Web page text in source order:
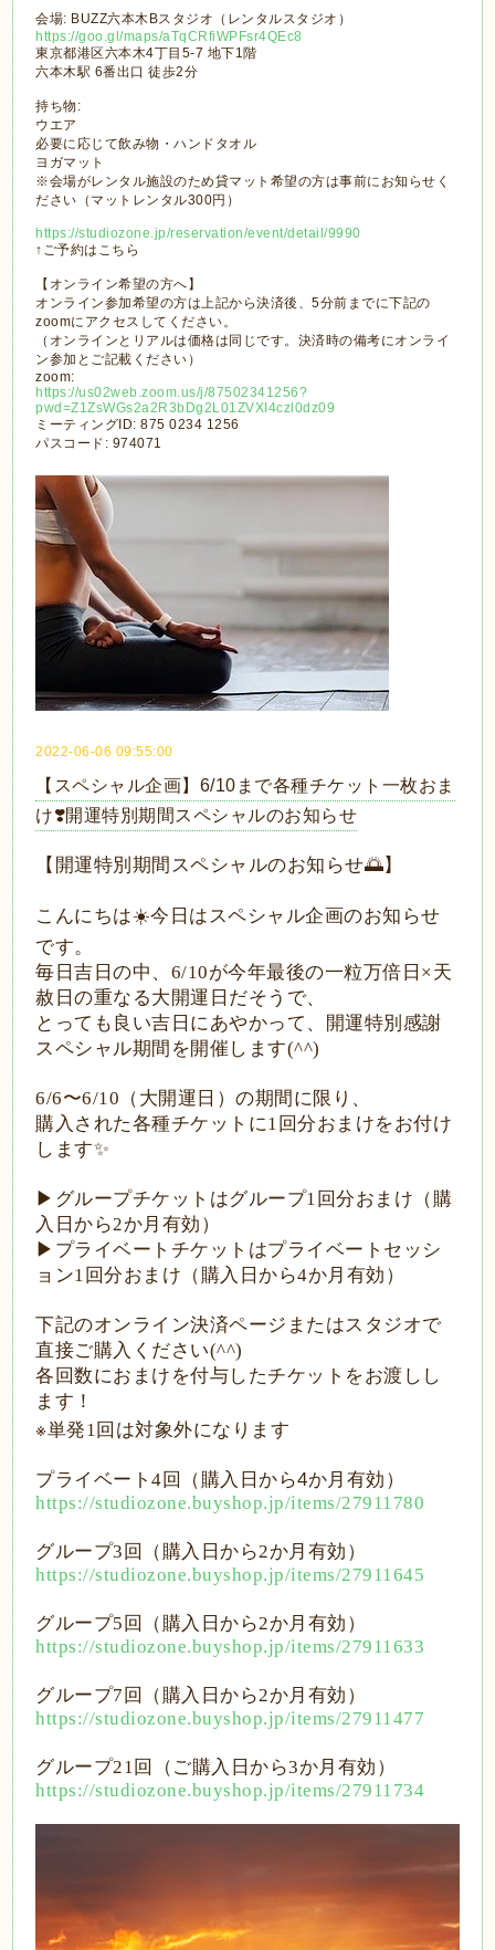
会場: BUZZ六本木Bスタジオ（レンタルスタジオ）
https://goo.gl/maps/aTqCRfiWPFsr4QEc8
東京都港区六本木4丁目5-7 地下1階
六本木駅 6番出口 徒歩2分
持ち物:
ウエア
必要に応じて飲み物・ハンドタオル
ヨガマット
※会場がレンタル施設のため貸マット希望の方は事前にお知らせく
ださい（マットレンタル300円）
https://studiozone.jp/reservation/event/detail/9990
↑ご予約はこちら
【オンライン希望の方へ】
オンライン参加希望の方は上記から決済後、5分前までに下記の
zoomにアクセスしてください。
（オンラインとリアルは価格は同じです。決済時の備考にオンライ
ン参加とご記載ください）
zoom:
https://us02web.zoom.us/j/87502341256?
pwd=Z1ZsWGs2a2R3bDg2L01ZVXI4czl0dz09
ミーティングID: 875 0234 1256
パスコード: 974071
2022-06-06 09:55:00
【スペシャル企画】6/10まで各種チケット一枚おま
け❣️開運特別期間スペシャルのお知らせ
【開運特別期間スペシャルのお知らせ🌅】
こんにちは☀️今日はスペシャル企画のお知らせ
です。
毎日吉日の中、 6/10が今年最後の一粒万倍日 × 天
赦日の重なる大開運日だそうで、
とっても良い吉日にあやかって、開運特別感謝
スペシャル期間を開催します(^^)
6/6〜6/10 （大開運日）の期間に限り、
購入された各種チケットに1 回分おまけをお付け
します✨
▶︎ グループチケットはグループ1 回分おまけ（購
入日から2か月有効）
▶︎ プライベートチケットはプライベートセッシ
ョン1 回分おまけ（購入日から4か月有効）
下記のオンライン決済ページまたはスタジオで
直接ご購入ください(^^)
各回数におまけを付与したチケットをお渡しし
ます！
※単発1回は対象外になります
プライベート4回（購入日から4か月有効）
https://studiozone.buyshop.jp/items/27911780
グループ3 回（購入日から2か月有効）
https://studiozone.buyshop.jp/items/27911645
グループ5 回（購入日から2か月有効）
https://studiozone.buyshop.jp/items/27911633
グループ7 回（購入日から2か月有効）
https://studiozone.buyshop.jp/items/27911477
グループ21回（ご購入日から3か月有効）
https://studiozone.buyshop.jp/items/27911734